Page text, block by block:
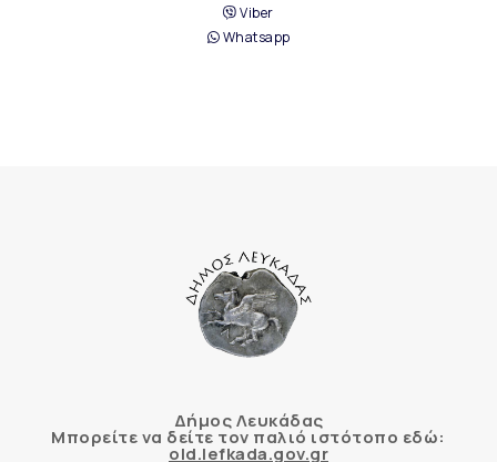
Viber
Whatsapp
Δήμος Λευκάδας
Μπορείτε να δείτε τον παλιό ιστότοπο εδώ:
old.lefkada.gov.gr